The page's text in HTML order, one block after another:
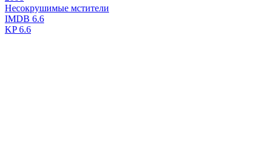
Несокрушимые мстители
IMDB 6.6
KP6.6